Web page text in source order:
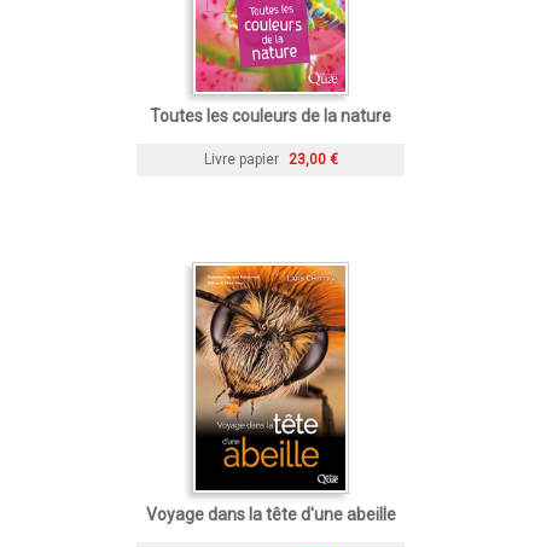
Toutes les couleurs de la nature
Livre papier 23,00 €
Voyage dans la tête d'une abeille